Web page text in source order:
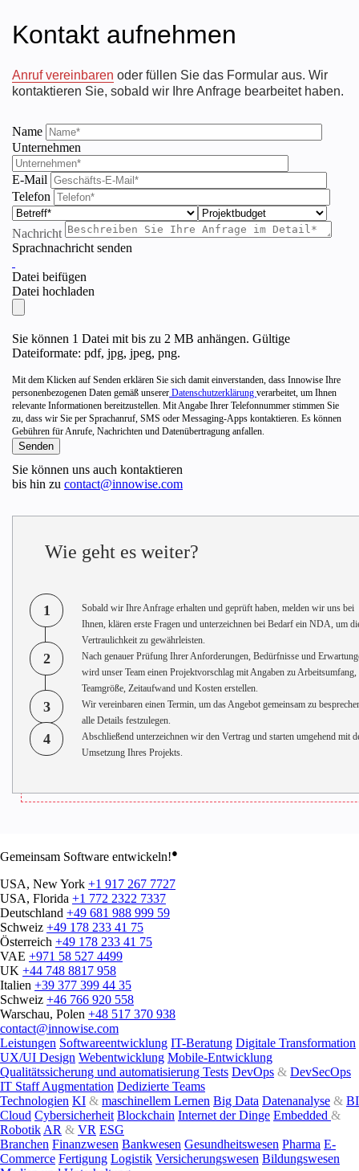
Kontakt aufnehmen
Anruf vereinbaren oder füllen Sie das Formular aus. Wir
kontaktieren Sie, sobald wir Ihre Anfrage bearbeitet haben.
Name
Unternehmen
E-Mail
Telefon
Nachricht
Sprachnachricht senden
Datei beifügen
Datei hochladen
Sie können 1 Datei mit bis zu 2 MB anhängen. Gültige
Dateiformate: pdf, jpg, jpeg, png.
Mit dem Klicken auf Senden erklären Sie sich damit einverstanden, dass Innowise Ihre
personenbezogenen Daten gemäß unserer Datenschutzerklärung verarbeitet, um Ihnen
relevante Informationen bereitzustellen. Mit Angabe Ihrer Telefonnummer stimmen Sie
zu, dass wir Sie per Sprachanruf, SMS oder Messaging-Apps kontaktieren. Es können
Gebühren für Anrufe, Nachrichten und Datenübertragung anfallen.
Sie können uns auch kontaktieren
bis hin zu contact@innowise.com
Wie geht es weiter?
1
Sobald wir Ihre Anfrage erhalten und geprüft haben, melden wir uns bei
Ihnen, klären erste Fragen und unterzeichnen bei Bedarf ein NDA, um
Vertraulichkeit zu gewährleisten.
2
Nach genauer Prüfung Ihrer Anforderungen, Bedürfnisse und
wird unser Team einen Projektvorschlag mit Angaben zu Arbeitsumfang,
Teamgröße, Zeitaufwand und Kosten erstellen.
3
Wir vereinbaren einen Termin, um das Angebot gemeinsam zu
alle Details festzulegen.
4
Abschließend unterzeichnen wir den Vertrag und starten umgehend mit
Umsetzung Ihres Projekts.
Gemeinsam Software entwickeln!●
USA, New York +1 917 267 7727
USA, Florida +1 772 2322 7337
Deutschland +49 681 988 999 59
Schweiz +49 178 233 41 75
Österreich +49 178 233 41 75
VAE +971 58 527 4499
UK +44 748 8817 958
Italien +39 377 399 44 35
Schweiz +46 766 920 558
Warschau, Polen +48 517 370 938
contact@innowise.com
Leistungen Softwareentwicklung IT-Beratung Digitale Transformation
UX/UI Design Webentwicklung Mobile-Entwicklung
Qualitätssicherung und automatisierung Tests DevOps & DevSecOps
IT Staff Augmentation Dedizierte Teams
Technologien KI & maschinellem Lernen Big Data Datenanalyse & BI
Cloud Cybersicherheit Blockchain Internet der Dinge Embedded &
Robotik AR & VR ESG
Branchen Finanzwesen Bankwesen Gesundheitswesen Pharma E-
Commerce Fertigung Logistik Versicherungswesen Bildungswesen